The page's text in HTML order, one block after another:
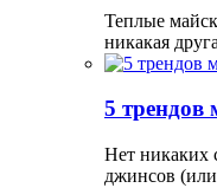
Теплые
никакая
5 трендов
Нет никаких
джинсов